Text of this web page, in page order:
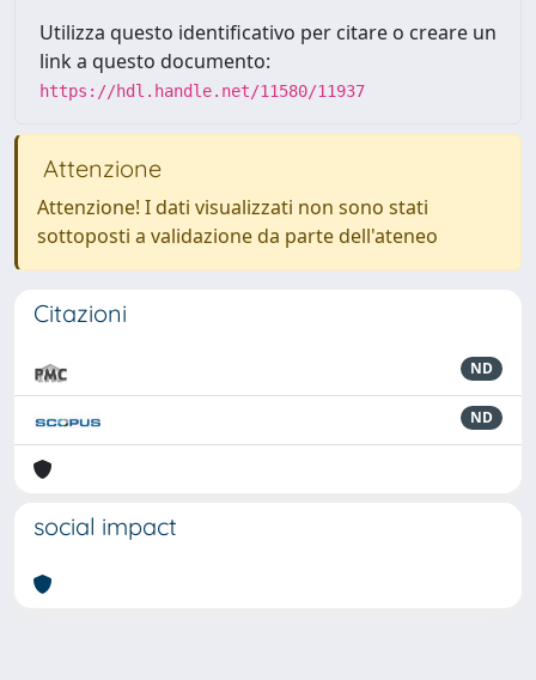
Utilizza questo identificativo per citare o creare un
link a questo documento:
https://hdl.handle.net/11580/11937
Attenzione
Attenzione! I dati visualizzati non sono stati
sottoposti a validazione da parte dell'ateneo
Citazioni
ND
ND
social impact